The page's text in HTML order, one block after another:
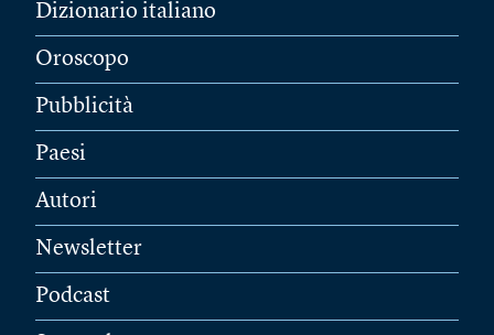
Dizionario italiano
Oroscopo
Pubblicità
Paesi
Autori
Newsletter
Podcast